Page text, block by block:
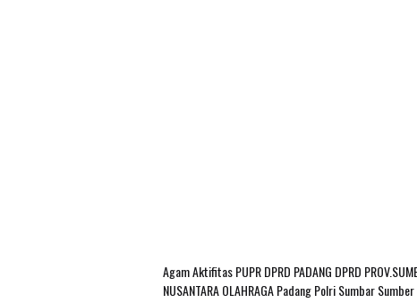
AgamAktifitas PUPRDPRD PADANG DPRD
NUSANTARAOLAHRAGAPadangPolriSumbarSumber